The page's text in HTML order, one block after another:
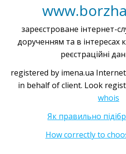
зареєстроване інтернет-
дорученням та в інтересах
реєстраційні
registered by imena.ua
in behalf of client. Look
whois
Як правильно
How correctly to